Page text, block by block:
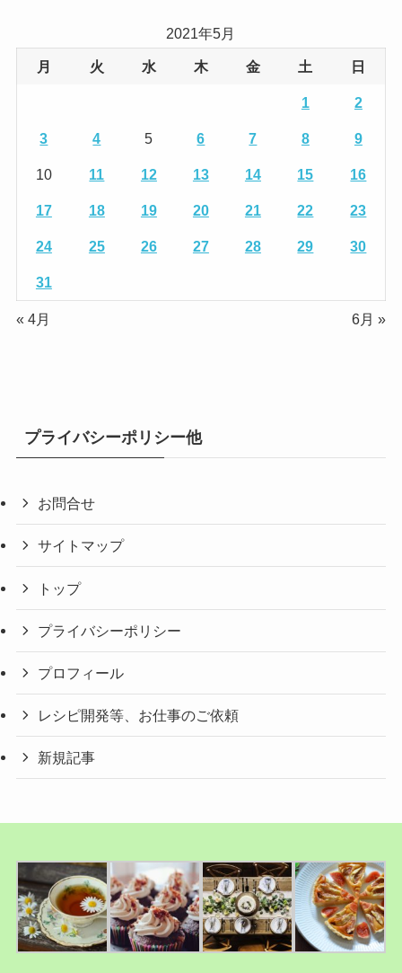
2021年5月
月 火 水 木 金 土 日
1 2
3 4 5 6 7 8 9
10 11 12 13 14 15 16
17 18 19 20 21 22 23
24 25 26 27 28 29 30
31
« 4月 6月 »
プライバシーポリシー他
お問合せ
サイトマップ
トップ
プライバシーポリシー
プロフィール
レシピ開発等、お仕事のご依頼
新規記事